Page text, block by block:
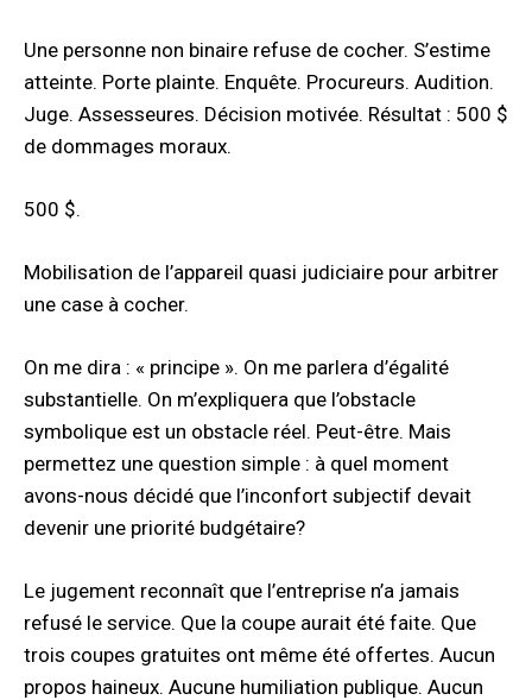
Une personne non binaire refuse de cocher. S’estime
atteinte. Porte plainte. Enquête. Procureurs. Audition.
Juge. Assesseures. Décision motivée. Résultat : 500 $
de dommages moraux.
500 $.
Mobilisation de l’appareil quasi judiciaire pour arbitrer
une case à cocher.
On me dira : « principe ». On me parlera d’égalité
substantielle. On m’expliquera que l’obstacle
symbolique est un obstacle réel. Peut-être. Mais
permettez une question simple : à quel moment
avons-nous décidé que l’inconfort subjectif devait
devenir une priorité budgétaire?
Le jugement reconnaît que l’entreprise n’a jamais
refusé le service. Que la coupe aurait été faite. Que
trois coupes gratuites ont même été offertes. Aucun
propos haineux. Aucune humiliation publique. Aucun